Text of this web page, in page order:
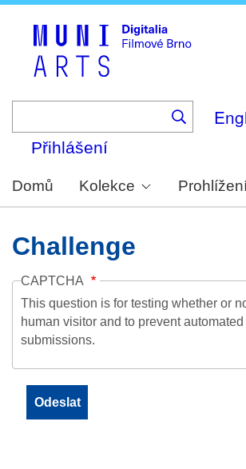
Přihlášení
Domů Kolekce
Challenge
CAPTCHA
This question is for testing whether or
human visitor and to prevent
submissions.